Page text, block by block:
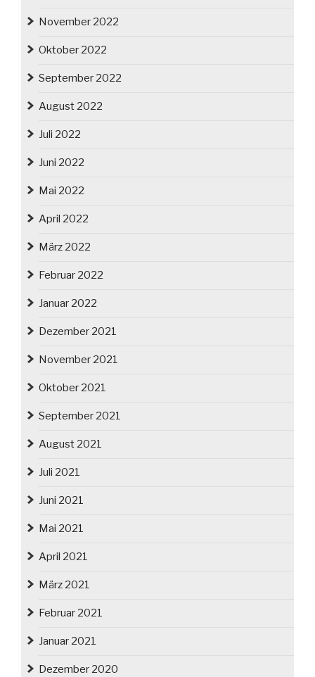
November 2022
Oktober 2022
September 2022
August 2022
Juli 2022
Juni 2022
Mai 2022
April 2022
März 2022
Februar 2022
Januar 2022
Dezember 2021
November 2021
Oktober 2021
September 2021
August 2021
Juli 2021
Juni 2021
Mai 2021
April 2021
März 2021
Februar 2021
Januar 2021
Dezember 2020